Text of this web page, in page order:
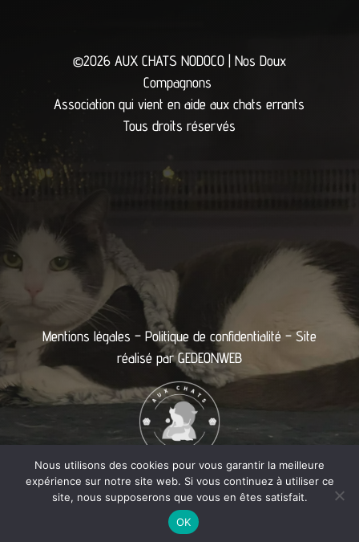
©2026 AUX CHATS NODOCO | Nos Doux
Compagnons
Association qui vient en aide aux chats errants
Tous droits réservés
Mentions légales – Politique de confidentialité – Site
réalisé parGEDEONWEB
Nous utilisons des cookies pour vous garantir la meilleure
expérience sur notre site web. Si vous continuez à utiliser ce
site, nous supposerons que vous en êtes satisfait.
OK